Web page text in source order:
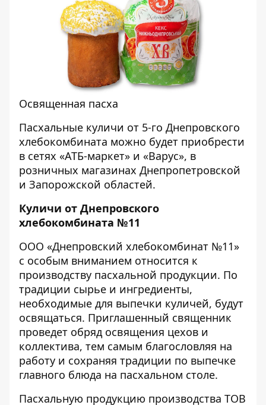
Освященная пасха
Пасхальные куличи от 5-го Днепровского
хлебокомбината можно будет приобрести
в сетях «АТБ-маркет» и «Варус», в
розничных магазинах Днепропетровской
и Запорожской областей.
Куличи от Днепровского
хлебокомбината №11
ООО «Днепровский хлебокомбинат №11»
с особым вниманием относится к
производству пасхальной продукции. По
традиции сырье и ингредиенты,
необходимые для выпечки куличей, будут
освящаться. Приглашенный священник
проведет обряд освящения цехов и
коллектива, тем самым благословляя на
работу и сохраняя традиции по выпечке
главного блюда на пасхальном столе.
Пасхальную продукцию производства ТОВ